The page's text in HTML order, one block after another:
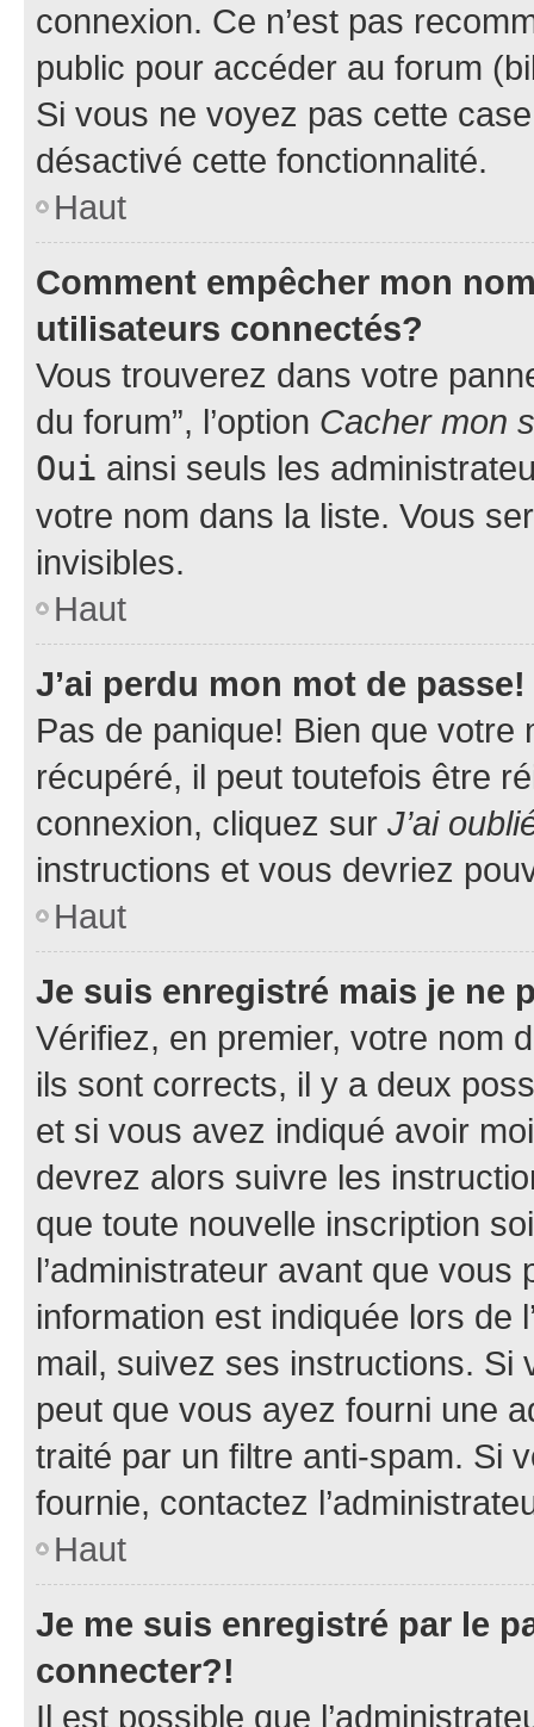
connexion. Ce n’est pas
public pour accéder au forum
Si vous ne voyez pas cette
désactivé cette fonctionnalité.
Haut
Comment empêcher mon
utilisateurs connectés?
Vous trouverez dans votre
du forum”, l’option Cacher mon
Oui ainsi seuls les
votre nom dans la liste. Vous
invisibles.
Haut
J’ai perdu mon mot de passe!
Pas de panique! Bien que
récupéré, il peut toutefois être
connexion, cliquez sur J’ai
instructions et vous devriez
Haut
Je suis enregistré mais je ne
Vérifiez, en premier, votre nom
ils sont corrects, il y a deux
et si vous avez indiqué avoir
devrez alors suivre les
que toute nouvelle inscription
l’administrateur avant que
information est indiquée lors de
mail, suivez ses instructions. Si
peut que vous ayez fourni une
traité par un filtre anti-spam. Si
fournie, contactez
Haut
Je me suis enregistré par le
connecter?!
Il est possible que